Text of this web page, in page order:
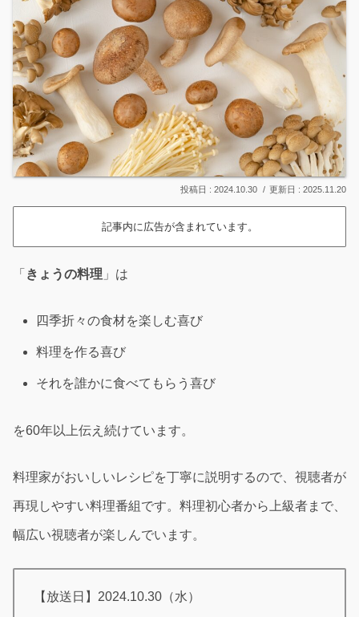
2024.10.30 2025.11.20
記事内に広告が含まれています。
「 きょうの料理 」は
四季折々の食材を楽しむ喜び
料理を作る喜び
それを誰かに食べてもらう喜び
を60年以上伝え続けています。
料理家がおいしいレシピを丁寧に説明するので、視聴者が
再現しやすい料理番組です。料理初心者から上級者まで、
幅広い視聴者が楽しんでいます。
【放送日】2024.10.30（水）